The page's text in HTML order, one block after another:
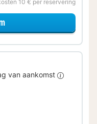
10 € per reservering
voor Kerstmarkt Special
van aankomst